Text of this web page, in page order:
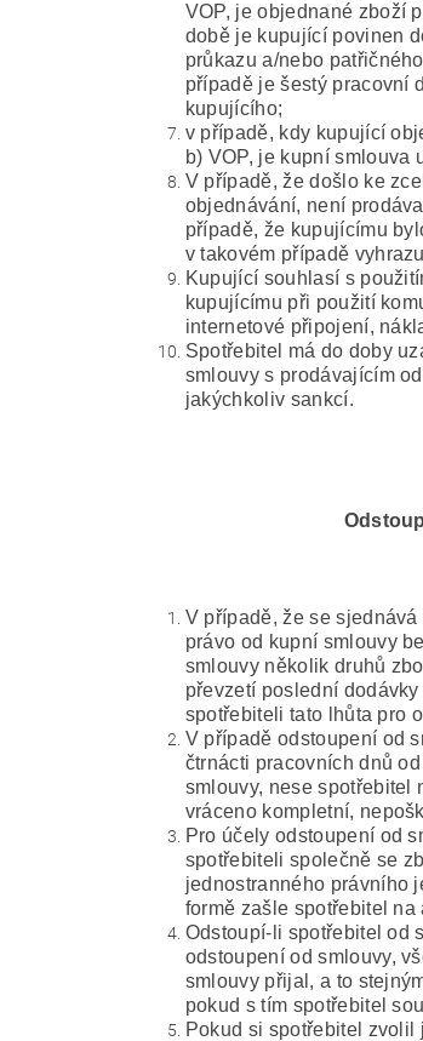
VOP, je objednané zboží
době je kupující povinen
průkazu a/nebo
případě je šestý pracovní
kupujícího;
v případě, kdy kupující
b) VOP, je kupní smlouva
V případě, že došlo ke
objednávání, není
případě, že kupujícímu
v takovém případě
Kupující souhlasí s
kupujícímu při použití
internetové připojení,
Spotřebitel má do doby
smlouvy s prodávajícím
jakýchkoliv sankcí.
V případě, že se
právo od kupní smlouvy
smlouvy několik druhů
převzetí poslední
spotřebiteli tato lhůta pro
V případě odstoupení od
čtrnácti pracovních dnů
smlouvy, nese spotřebitel
vráceno kompletní,
Pro účely odstoupení od
spotřebiteli společně se
jednostranného právního
formě zašle spotřebitel
Odstoupí-li spotřebitel od
odstoupení od smlouvy,
smlouvy přijal, a to
pokud s tím spotřebitel
Pokud si spotřebitel